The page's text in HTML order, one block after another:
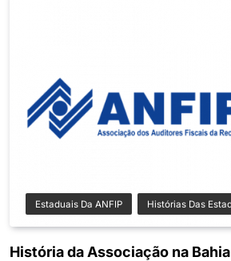
Estaduais Da ANFIP Histórias Das
História da Associação na